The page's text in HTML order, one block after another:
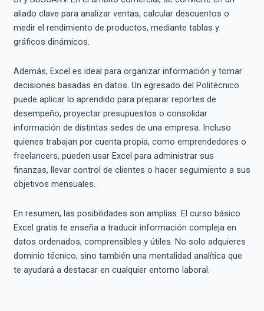
aliado clave para analizar ventas, calcular descuentos o
medir el rendimiento de productos, mediante tablas y
gráficos dinámicos.
Además, Excel es ideal para organizar información y tomar
decisiones basadas en datos. Un egresado del Politécnico
puede aplicar lo aprendido para preparar reportes de
desempeño, proyectar presupuestos o consolidar
información de distintas sedes de una empresa. Incluso
quienes trabajan por cuenta propia, como emprendedores o
freelancers, pueden usar Excel para administrar sus
finanzas, llevar control de clientes o hacer seguimiento a sus
objetivos mensuales.
En resumen, las posibilidades son amplias. El curso básico
Excel gratis te enseña a traducir información compleja en
datos ordenados, comprensibles y útiles. No solo adquieres
dominio técnico, sino también una mentalidad analítica que
te ayudará a destacar en cualquier entorno laboral.